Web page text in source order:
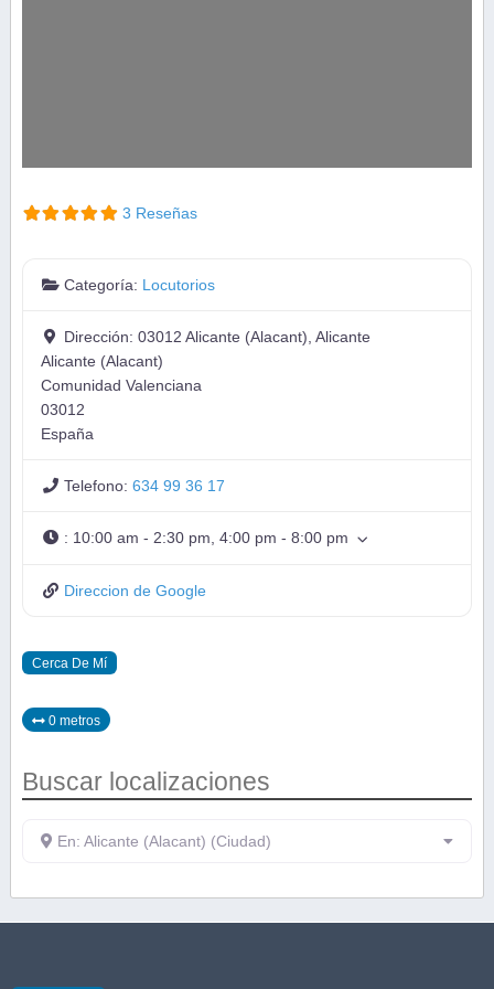
3 Reseñas
Categoría: Locutorios
Dirección:03012 Alicante (Alacant), Alicante
Alicante (Alacant)
Comunidad Valenciana
03012
España
Telefono:634 99 36 17
: 10:00 am - 2:30 pm, 4:00 pm - 8:00 pm
Direccion de Google
Cerca De Mí
0 metros
Buscar localizaciones
En: Alicante (Alacant) (Ciudad)